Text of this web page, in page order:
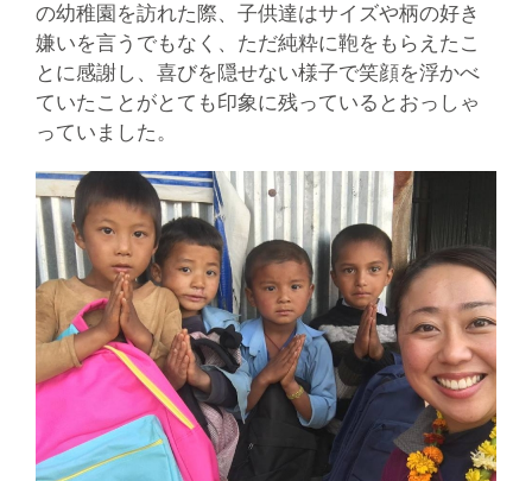
の幼稚園を訪れた際、子供達はサイズや柄の好き
嫌いを言うでもなく、ただ純粋に鞄をもらえたこ
とに感謝し、喜びを隠せない様子で笑顔を浮かべ
ていたことがとても印象に残っているとおっしゃ
っていました。